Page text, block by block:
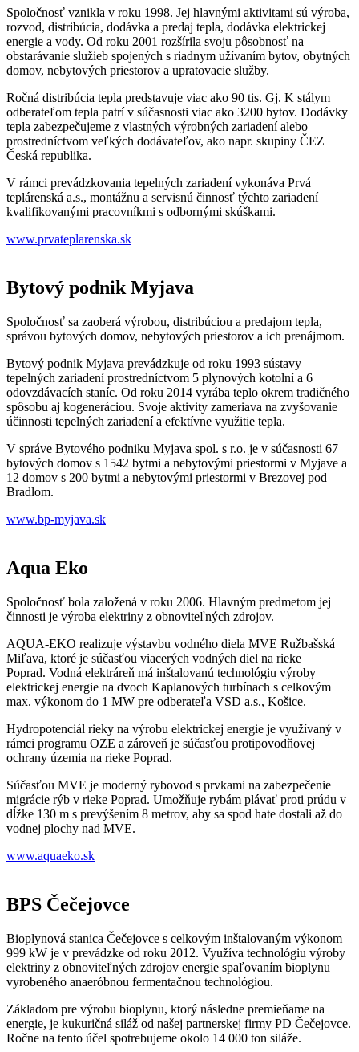
Spoločnosť vznikla v roku 1998. Jej hlavnými aktivitami sú výroba,
rozvod, distribúcia, dodávka a predaj tepla, dodávka elektrickej
energie a vody. Od roku 2001 rozšírila svoju pôsobnosť na
obstarávanie služieb spojených s riadnym užívaním bytov, obytných
domov, nebytových priestorov a upratovacie služby.
Ročná distribúcia tepla predstavuje viac ako 90 tis. Gj. K stálym
odberateľom tepla patrí v súčasnosti viac ako 3200 bytov. Dodávky
tepla zabezpečujeme z vlastných výrobných zariadení alebo
prostredníctvom veľkých dodávateľov, ako napr. skupiny ČEZ
Česká republika.
V rámci prevádzkovania tepelných zariadení vykonáva Prvá
teplárenská a.s., montážnu a servisnú činnosť týchto zariadení
kvalifikovanými pracovníkmi s odbornými skúškami.
www.prvateplarenska.sk
Bytový podnik Myjava
Spoločnosť sa zaoberá výrobou, distribúciou a predajom tepla,
správou bytových domov, nebytových priestorov a ich prenájmom.
Bytový podnik Myjava prevádzkuje od roku 1993 sústavy
tepelných zariadení prostredníctvom 5 plynových kotolní a 6
odovzdávacích staníc. Od roku 2014 vyrába teplo okrem tradičného
spôsobu aj kogeneráciou. Svoje aktivity zameriava na zvyšovanie
účinnosti tepelných zariadení a efektívne využitie tepla.
V správe Bytového podniku Myjava spol. s r.o. je v súčasnosti 67
bytových domov s 1542 bytmi a nebytovými priestormi v Myjave a
12 domov s 200 bytmi a nebytovými priestormi v Brezovej pod
Bradlom.
www.bp-myjava.sk
Aqua Eko
Spoločnosť bola založená v roku 2006. Hlavným predmetom jej
činnosti je výroba elektriny z obnoviteľných zdrojov.
AQUA-EKO realizuje výstavbu vodného diela MVE Ružbašská
Miľava, ktoré je súčasťou viacerých vodných diel na rieke
Poprad. Vodná elektráreň má inštalovanú technológiu výroby
elektrickej energie na dvoch Kaplanových turbínach s celkovým
max. výkonom do 1 MW pre odberateľa VSD a.s., Košice.
Hydropotenciál rieky na výrobu elektrickej energie je využívaný v
rámci programu OZE a zároveň je súčasťou protipovodňovej
ochrany územia na rieke Poprad.
Súčasťou MVE je moderný rybovod s prvkami na zabezpečenie
migrácie rýb v rieke Poprad. Umožňuje rybám plávať proti prúdu v
dĺžke 130 m s prevýšením 8 metrov, aby sa spod hate dostali až do
vodnej plochy nad MVE.
www.aquaeko.sk
BPS Čečejovce
Bioplynová stanica Čečejovce s celkovým inštalovaným výkonom
999 kW je v prevádzke od roku 2012. Využíva technológiu výroby
elektriny z obnoviteľných zdrojov energie spaľovaním bioplynu
vyrobeného anaeróbnou fermentačnou technológiou.
Základom pre výrobu bioplynu, ktorý následne premieňame na
energie, je kukuričná siláž od našej partnerskej firmy PD Čečejovce.
Ročne na tento účel spotrebujeme okolo 14 000 ton siláže.